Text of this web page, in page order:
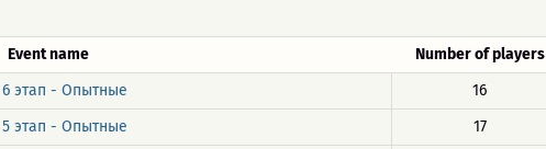
Event name Number of players
этап - Опытные 16
этап - Опытные 17